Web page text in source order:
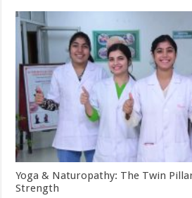
Yoga & Naturopathy: The Twin
Strength